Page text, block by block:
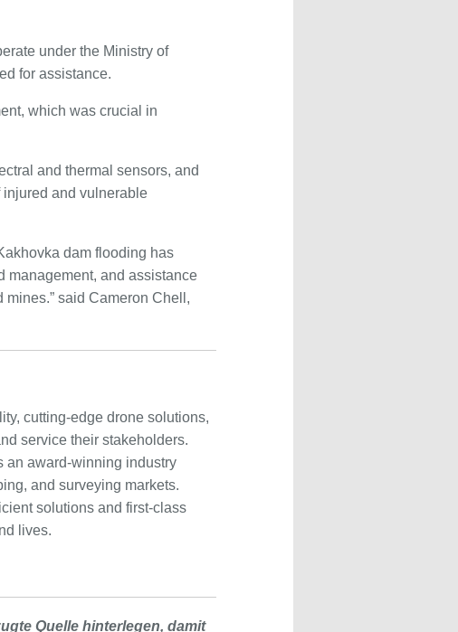
under the Ministry of
for assistance.
which was crucial in
and thermal sensors, and
and vulnerable
dam flooding has
management, and assistance
said Cameron Chell,
cutting-edge drone solutions,
service their stakeholders.
an award-winning industry
and surveying markets.
solutions and first-class
lives.
Quelle hinterlegen, damit